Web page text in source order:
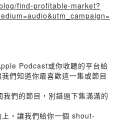
find-profitable-market?
Podcast或你收聽的平台給
們知道你最喜歡這一集或節目
們的節目，別錯過下集滿滿的
，讓我們給你一個 shout-